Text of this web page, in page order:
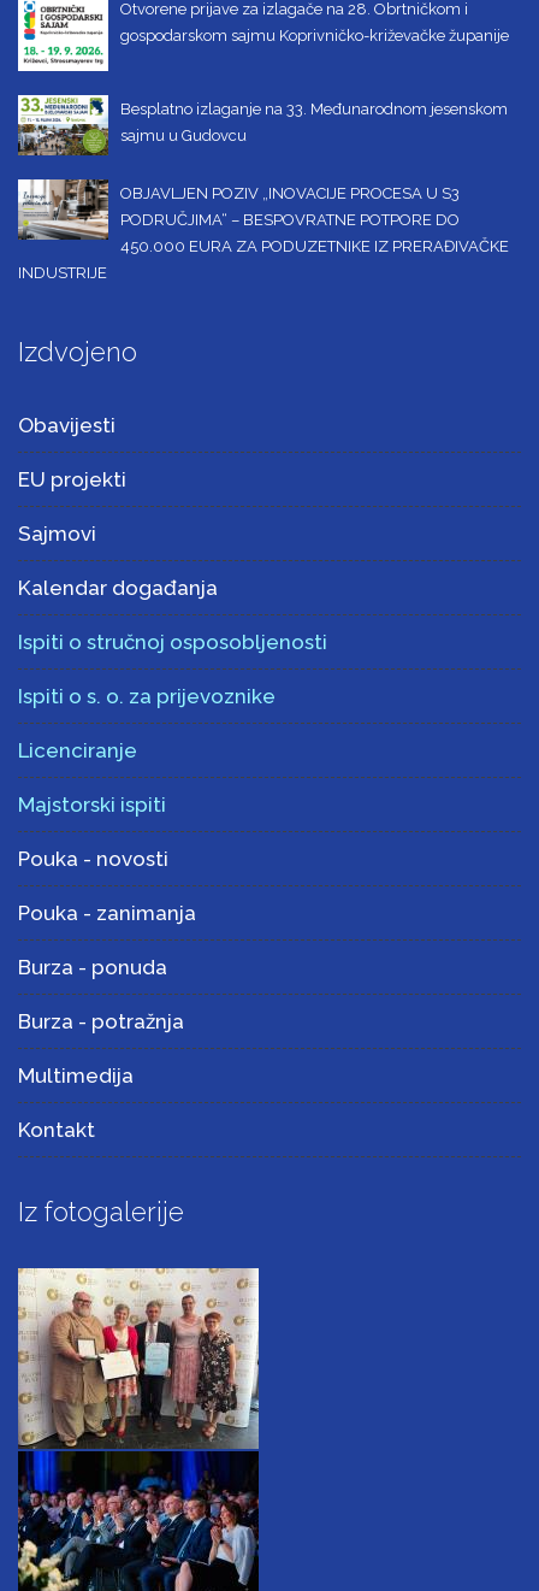
Otvorene prijave za izlagače na 28. Obrtničkom i
gospodarskom sajmu Koprivničko-križevačke županije
Besplatno izlaganje na 33. Međunarodnom jesenskom
sajmu u Gudovcu
OBJAVLJEN POZIV „INOVACIJE PROCESA U S3
PODRUČJIMA“ – BESPOVRATNE POTPORE DO
450.000 EURA ZA PODUZETNIKE IZ PRERAĐIVAČKE
INDUSTRIJE
Izdvojeno
Obavijesti
EU projekti
Sajmovi
Kalendar događanja
Ispiti o stručnoj osposobljenosti
Ispiti o s. o. za prijevoznike
Licenciranje
Majstorski ispiti
Pouka - novosti
Pouka - zanimanja
Burza - ponuda
Burza - potražnja
Multimedija
Kontakt
Iz fotogalerije